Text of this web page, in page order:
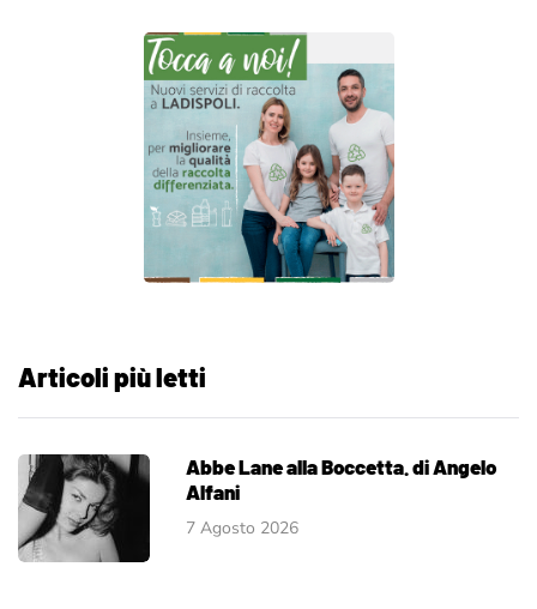
Articoli più letti
Abbe Lane alla Boccetta. di Angelo
Alfani
7 Agosto 2026